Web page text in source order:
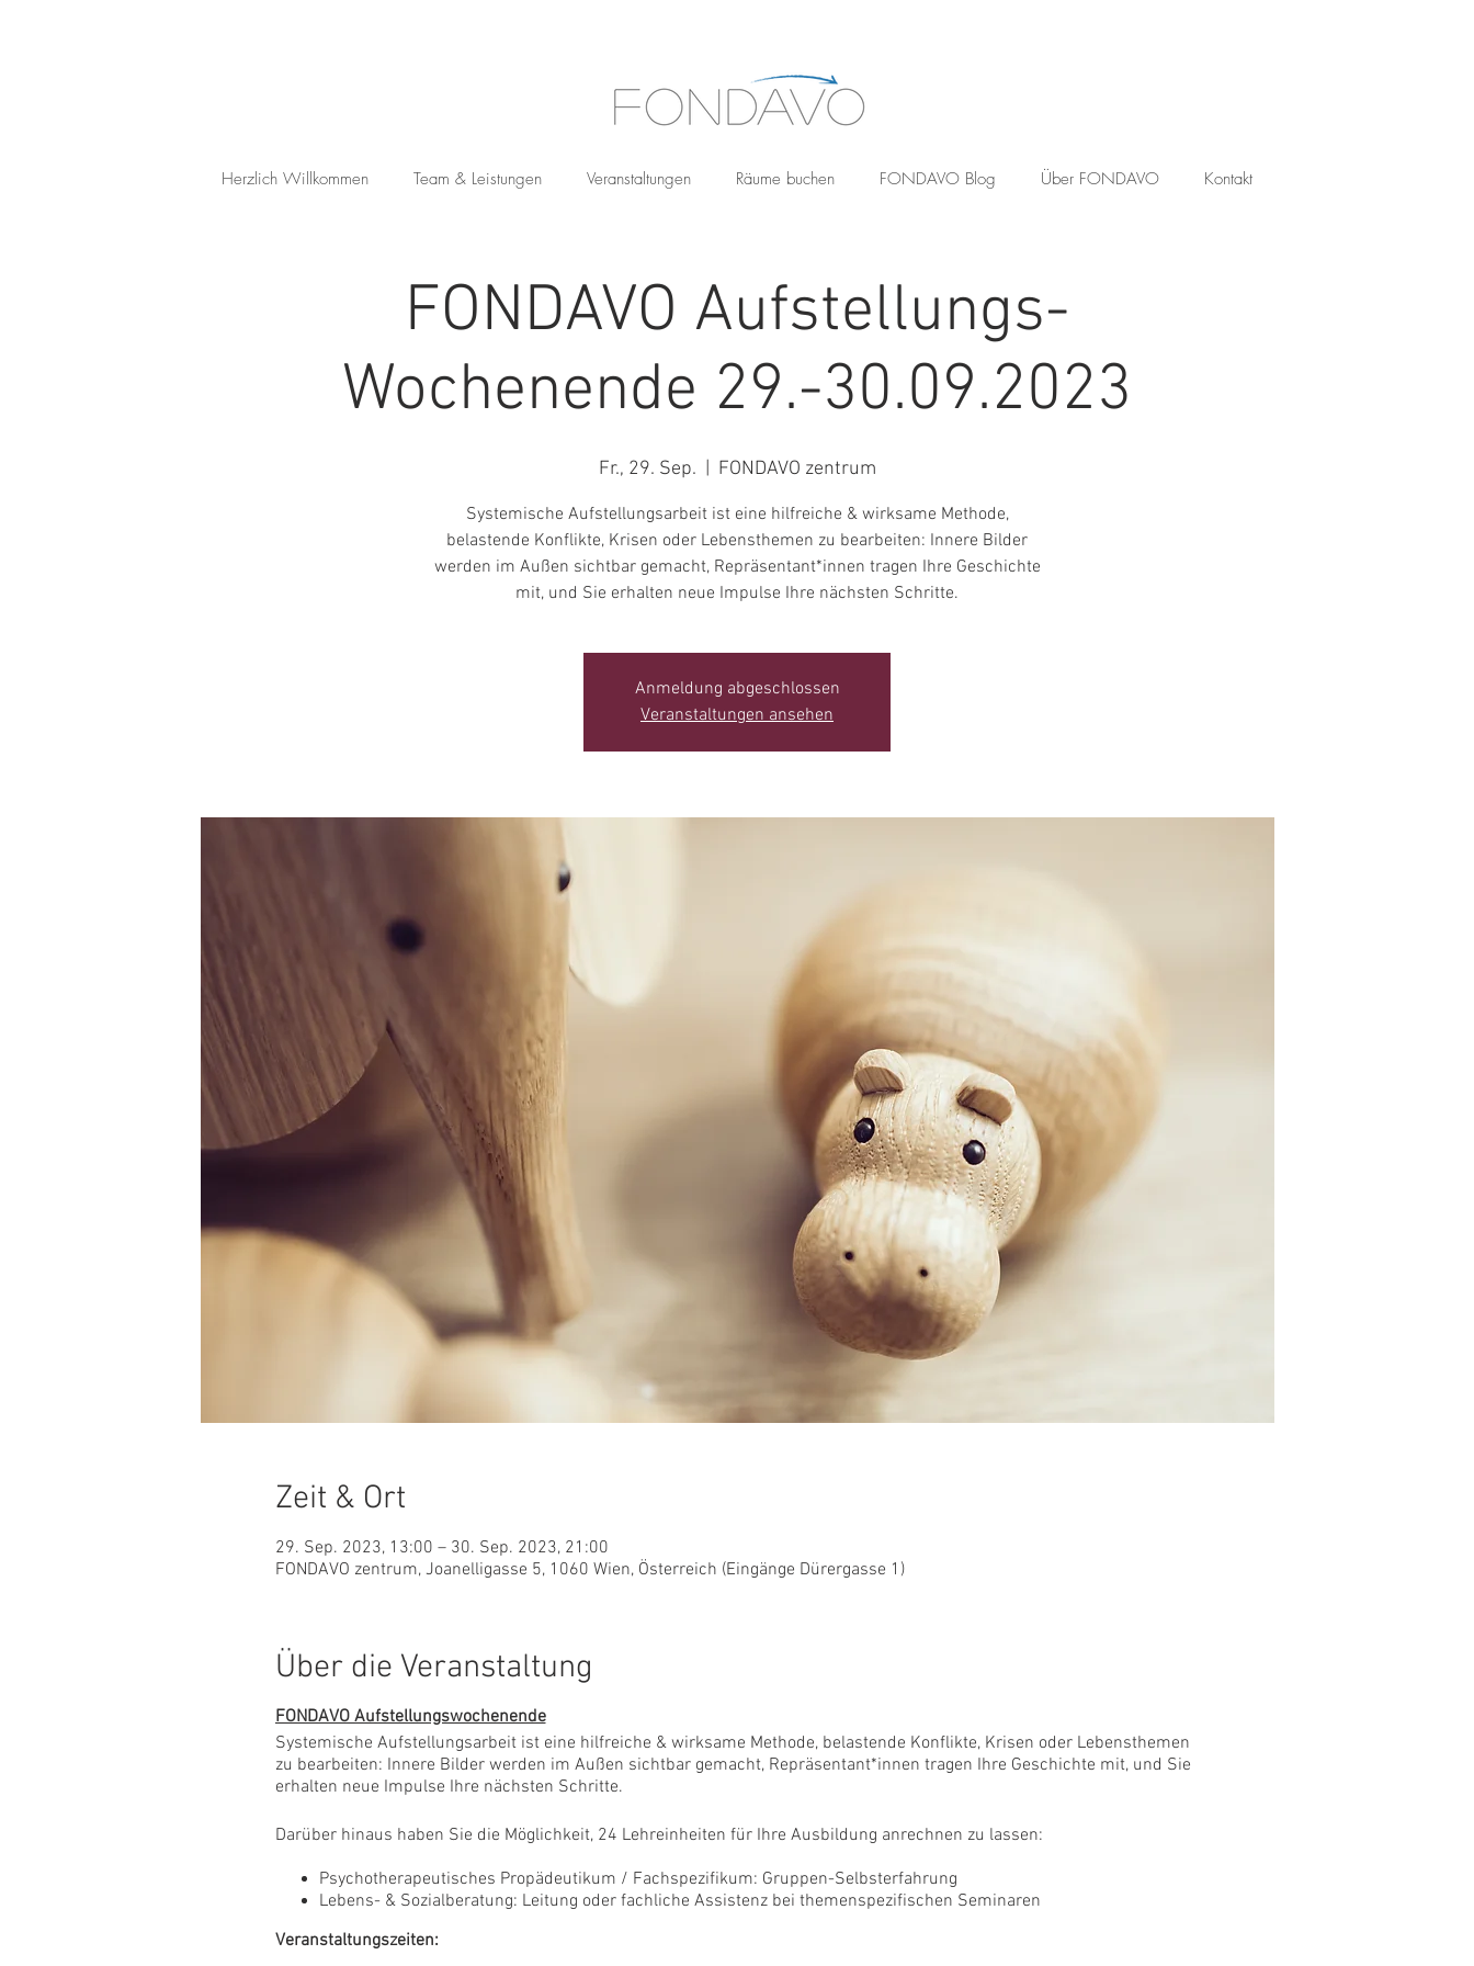
Herzlich Willkommen Team & Leistungen Veranstaltungen Räume buchen FONDAVO Blog Über FONDAVO Kontakt
FONDAVO Aufstellungs-
Wochenende 29.-30.09.2023
Fr., 29. Sep. FONDAVO zentrum
Systemische Aufstellungsarbeit ist eine hilfreiche & wirksame Methode,
belastende Konflikte, Krisen oder Lebensthemen zu bearbeiten: Innere Bilder
werden im Außen sichtbar gemacht, Repräsentant*innen tragen Ihre Geschichte
mit, und Sie erhalten neue Impulse Ihre nächsten Schritte.
Anmeldung abgeschlossen
Veranstaltungen ansehen
Zeit & Ort
29. Sep. 2023, 13:00 – 30. Sep. 2023, 21:00
FONDAVO zentrum, Joanelligasse 5, 1060 Wien, Österreich (Eingänge Dürergasse 1)
Über die Veranstaltung
FONDAVO Aufstellungswochenende
Systemische Aufstellungsarbeit ist eine hilfreiche & wirksame Methode, belastende Konflikte, Krisen oder Lebensthemen
zu bearbeiten: Innere Bilder werden im Außen sichtbar gemacht, Repräsentant*innen tragen Ihre Geschichte mit, und Sie
erhalten neue Impulse Ihre nächsten Schritte.
Darüber hinaus haben Sie die Möglichkeit, 24 Lehreinheiten für Ihre Ausbildung anrechnen zu lassen:
Psychotherapeutisches Propädeutikum / Fachspezifikum: Gruppen-Selbsterfahrung
Lebens- & Sozialberatung: Leitung oder fachliche Assistenz bei themenspezifischen Seminaren
Veranstaltungszeiten: